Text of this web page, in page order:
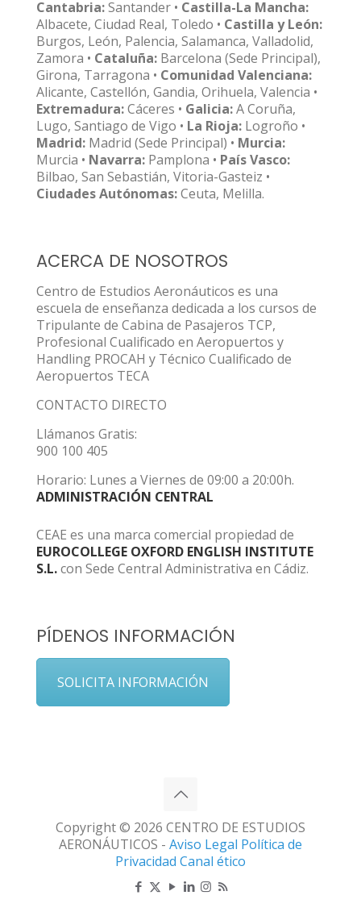
Cantabria:Santander • Castilla-La Mancha:
Albacete, Ciudad Real, Toledo • Castilla y León:
Burgos, León, Palencia, Salamanca, Valladolid,
Zamora • Cataluña: Barcelona (Sede Principal),
Girona, Tarragona • Comunidad Valenciana:
Alicante, Castellón, Gandia, Orihuela, Valencia •
Extremadura:Cáceres • Galicia:A Coruña,
Lugo, Santiago de Vigo • La Rioja: Logroño •
Madrid: Madrid (Sede Principal) • Murcia:
Murcia • Navarra: Pamplona • País Vasco:
Bilbao, San Sebastián, Vitoria-Gasteiz •
Ciudades Autónomas:Ceuta, Melilla.
ACERCA DE NOSOTROS
Centro de Estudios Aeronáuticos es una
escuela de enseñanza dedicada a los cursos de
Tripulante de Cabina de Pasajeros TCP,
Profesional Cualificado en Aeropuertos y
Handling PROCAH y Técnico Cualificado de
Aeropuertos TECA
CONTACTO DIRECTO
Llámanos Gratis:
900 100 405
Horario: Lunes a Viernes de 09:00 a 20:00h.
ADMINISTRACIÓN CENTRAL
CEAE es una marca comercial propiedad de
EUROCOLLEGE OXFORD ENGLISH INSTITUTE
S.L.con Sede Central Administrativa en Cádiz.
PÍDENOS INFORMACIÓN
SOLICITA INFORMACIÓN
Copyright © 2026 CENTRO DE ESTUDIOS
AERONÁUTICOS - Aviso Legal Política de
Privacidad Canal ético